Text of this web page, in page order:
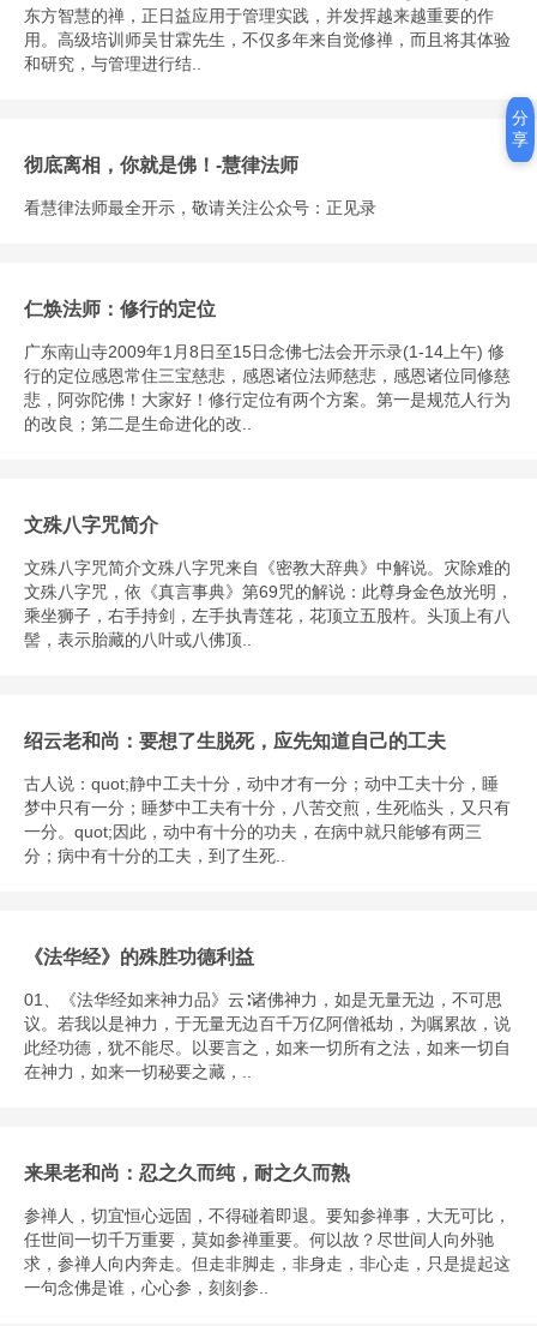
东方智慧的禅，正日益应用于管理实践，并发挥越来越重要的作
用。高级培训师吴甘霖先生，不仅多年来自觉修禅，而且将其体验
和研究，与管理进行结..
彻底离相，你就是佛！-慧律法师
看慧律法师最全开示，敬请关注公众号：正见录
仁焕法师：修行的定位
广东南山寺2009年1月8日至15日念佛七法会开示录(1-14上午) 修
行的定位感恩常住三宝慈悲，感恩诸位法师慈悲，感恩诸位同修慈
悲，阿弥陀佛！大家好！修行定位有两个方案。第一是规范人行为
的改良；第二是生命进化的改..
文殊八字咒简介
文殊八字咒简介文殊八字咒来自《密教大辞典》中解说。灾除难的
文殊八字咒，依《真言事典》第69咒的解说：此尊身金色放光明，
乘坐狮子，右手持剑，左手执青莲花，花顶立五股杵。头顶上有八
髻，表示胎藏的八叶或八佛顶..
绍云老和尚：要想了生脱死，应先知道自己的工夫
古人说：quot;静中工夫十分，动中才有一分；动中工夫十分，睡
梦中只有一分；睡梦中工夫有十分，八苦交煎，生死临头，又只有
一分。quot;因此，动中有十分的功夫，在病中就只能够有两三
分；病中有十分的工夫，到了生死..
《法华经》的殊胜功德利益
01、《法华经如来神力品》云∶诸佛神力，如是无量无边，不可思
议。若我以是神力，于无量无边百千万亿阿僧祗劫，为嘱累故，说
此经功德，犹不能尽。以要言之，如来一切所有之法，如来一切自
在神力，如来一切秘要之藏，..
来果老和尚：忍之久而纯，耐之久而熟
参禅人，切宜恒心远固，不得碰着即退。要知参禅事，大无可比，
任世间一切千万重要，莫如参禅重要。何以故？尽世间人向外驰
求，参禅人向内奔走。但走非脚走，非身走，非心走，只是提起这
一句念佛是谁，心心参，刻刻参..
分
享